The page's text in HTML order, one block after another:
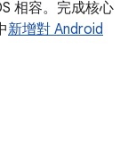
相容。完成核心
新增對 Android